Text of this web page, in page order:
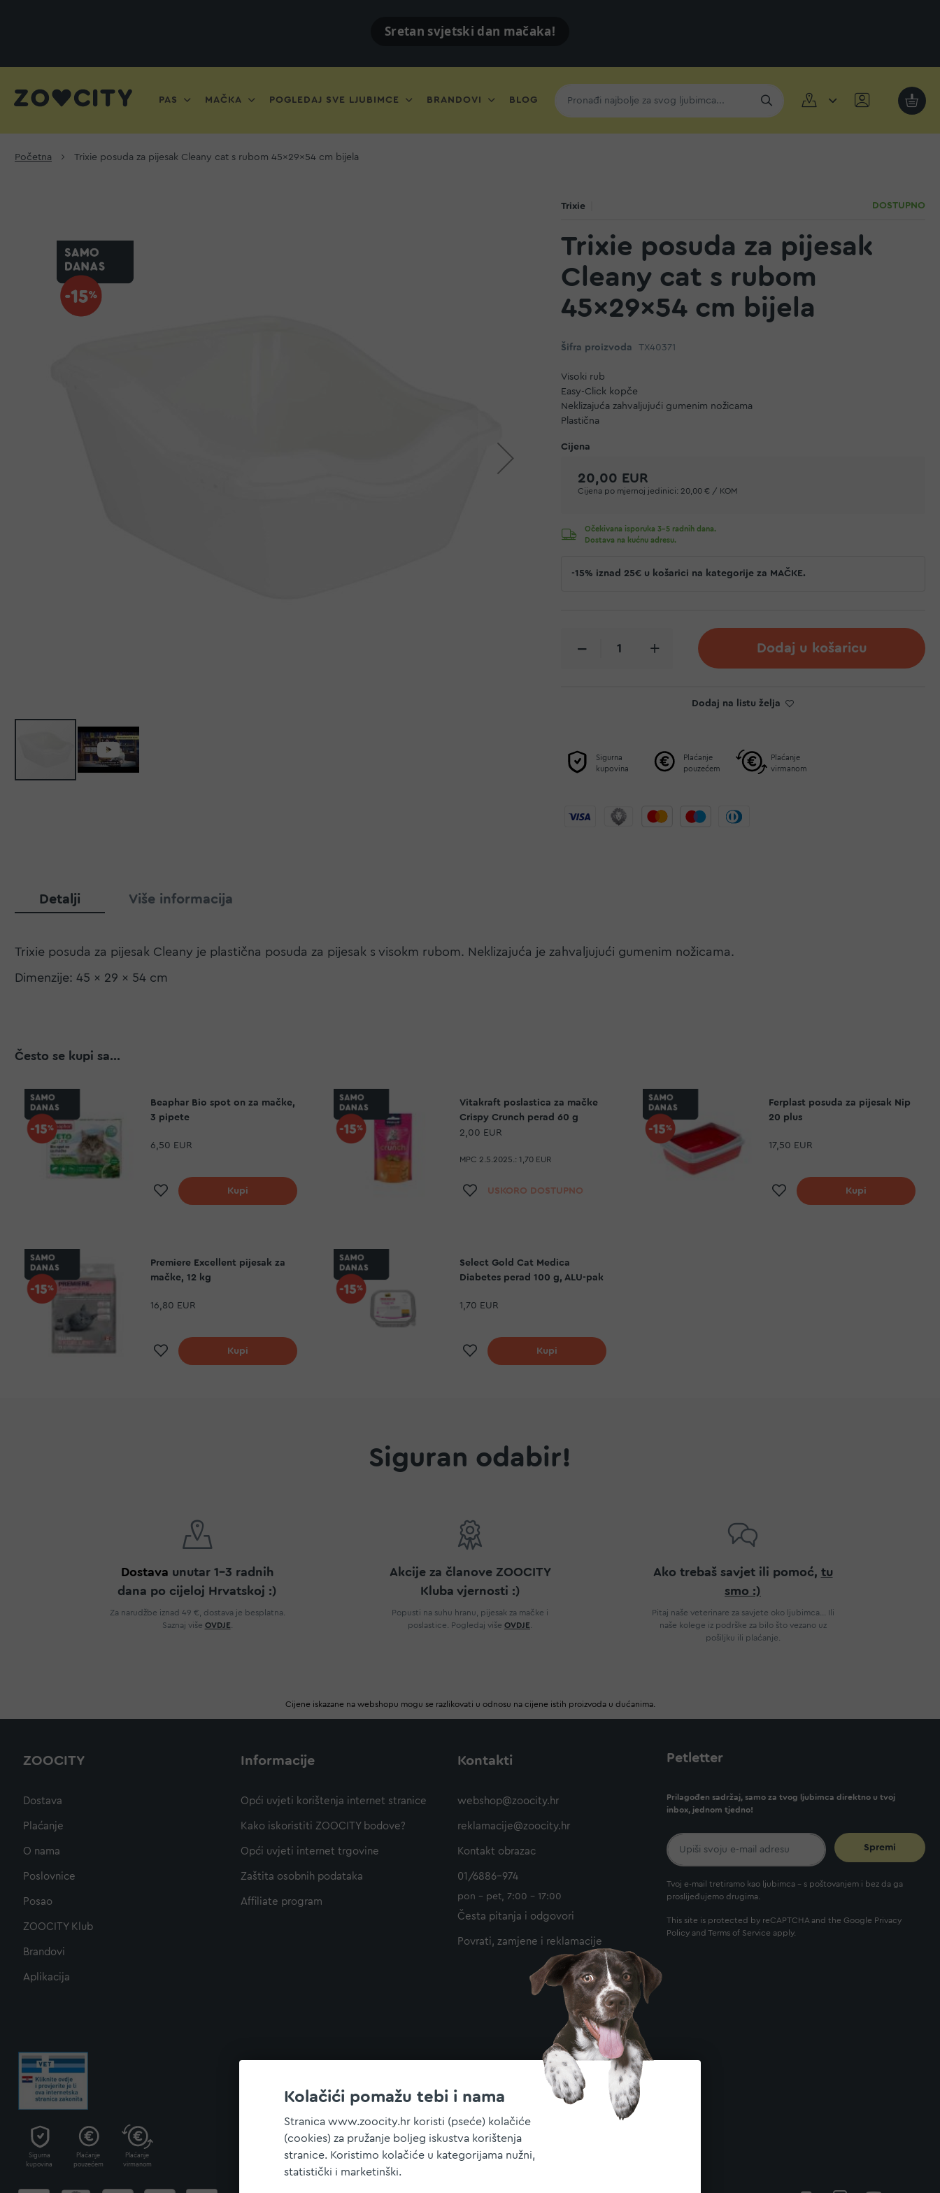
Kolačići pomažu tebi i nama
Stranica www.zoocity.hr koristi (pseće) kolačiće
(cookies) za pružanje boljeg iskustva korištenja
stranice. Koristimo kolačiće u kategorijama nužni,
statistički i marketinški.
Sretan svjetski dan mačaka!
PAS MAČKA POGLEDAJ SVE LJUBIMCE BRANDOVI BLOG
Moja
Početna Trixie posuda za pijesak Cleany cat s rubom 45×29×54 cm bijela
Trixie DOSTUPNO
Trixie posuda za pijesak
Cleany cat s rubom
45×29×54 cm bijela
Šifra proizvoda TX40371
Visoki rub
Easy-Click kopče
Neklizajuća zahvaljujući gumenim nožicama
Plastična
20,00 EUR
Cijena po mjernoj jedinici: 20,00 € / KOM
Očekivana isporuka 3-5 radnih dana.
Dostava na kućnu adresu.
-15% iznad 25€ u košarici na kategorije za MAČKE.
Dodaj u košaricu
Dodaj na listu želja
Sigurna
kupovina
Plaćanje
pouzećem
Plaćanje
virmanom
Detalji
Trixie posuda za pijesak Cleany je plastična posuda za pijesak s visokm rubom. Neklizajuća je zahvaljujući gumenim nožicama.
Dimenzije: 45 x 29 x 54 cm
Više informacija
Često se kupi sa...
Beaphar Bio spot on za mačke,
3 pipete
6,50 EUR
Dodaj na listu želja
Kupi
Vitakraft poslastica za mačke
Crispy Crunch perad 60 g
2,00 EUR
MPC 2.5.2025.: 1,70 EUR
Dodaj na listu želja
USKORO DOSTUPNO
Ferplast posuda za pijesak Nip
20 plus
17,50 EUR
Dodaj na listu želja
Kupi
Premiere Excellent pijesak za
mačke, 12 kg
16,80 EUR
Dodaj na listu želja
Kupi
Select Gold Cat Medica
Diabetes perad 100 g, ALU-pak
1,70 EUR
Dodaj na listu želja
Kupi
Siguran odabir!
Dostava unutar 1-3 radnih
dana po cijeloj Hrvatskoj :)
Za narudžbe iznad 49 €, dostava je besplatna.
Saznaj više OVDJE
Akcije za članove ZOOCITY
Kluba vjernosti :)
Popusti na suhu hranu, pijesak za mačke i
poslastice. Pogledaj više OVDJE
Ako trebaš savjet ili pomoć, tu
smo :)
Pitaj naše veterinare za savjete oko ljubimca... Ili
naše kolege iz podrške za bilo što vezano uz
pošiljku ili plaćanje.
Cijene iskazane na webshopu mogu se razlikovati u odnosu na cijene istih proizvoda u dućanima.
ZOOCITY
Dostava
Plaćanje
O nama
Poslovnice
Posao
ZOOCITY Klub
Brandovi
Aplikacija
Informacije
Opći uvjeti korištenja internet stranice
Kako iskoristiti ZOOCITY bodove?
Opći uvjeti internet trgovine
Zaštita osobnih podataka
Affiliate program
Kontakti
webshop@zoocity.hr
reklamacije@zoocity.hr
Kontakt obrazac
01/6886-974
pon - pet, 7:00 - 17:00
Česta pitanja i odgovori
Povrati, zamjene i reklamacije
Petletter
Prilagođen sadržaj, samo za tvog ljubimca direktno u tvoj
inbox, jednom tjedno!
Spremi
Tvoj e-mail tretiramo kao ljubimca - s poštovanjem i bez da ga
proslijeđujemo drugima.
This site is protected by reCAPTCHA and the Google Privacy
Policy and Terms of Service apply.
Sigurna
kupovina
Plaćanje
pouzećem
Plaćanje
virmanom